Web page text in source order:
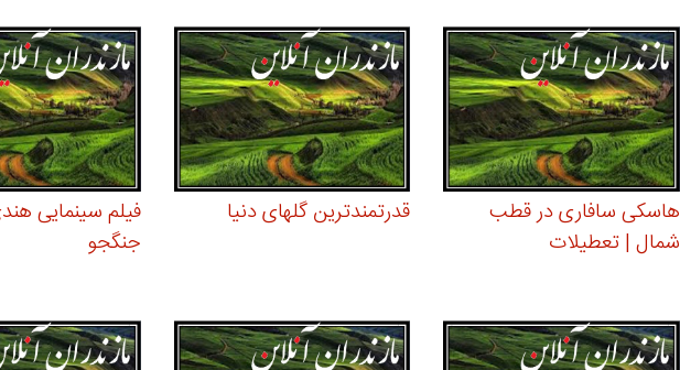
هاسکی سافاری در قطب
شمال | تعطیلات
قدرتمندترین گلهای دنیا
فیلم سینمایی
جنگجو